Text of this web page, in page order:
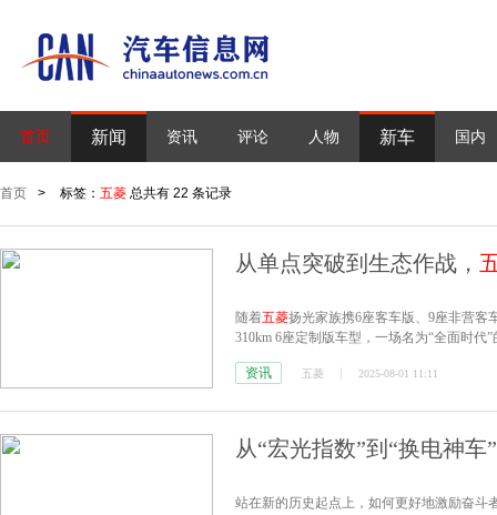
首页 新闻 资讯 评论 人物 新车 国内
首页 > 标签： 五菱 总共有 22 条记录
从单点突破到生态作战，
随着五菱扬光家族携6座客车版、9座非营客
310km 6座定制版车型，一场名为“全面时代
资讯 五菱 2025-08-01 11:11
从“宏光指数”到“换电神车
站在新的历史起点上，如何更好地激励奋斗